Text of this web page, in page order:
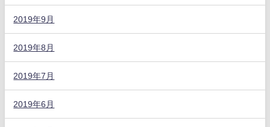
2019年9月
2019年8月
2019年7月
2019年6月